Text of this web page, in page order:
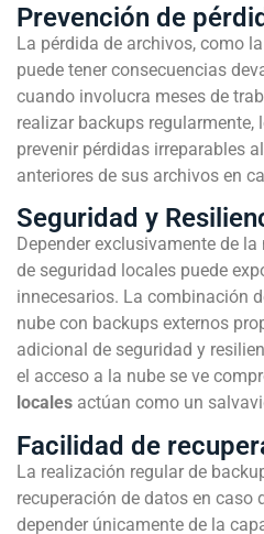
Prevención de
La pérdida de archivos, como
puede tener consecuencias
cuando involucra meses de
realizar backups regularmente,
prevenir pérdidas irreparables
anteriores de sus archivos en
Seguridad y
Depender exclusivamente de
de seguridad locales puede
innecesarios. La combinación
nube con backups externos
adicional de seguridad y
el acceso a la nube se ve
locales actúan como un
Facilidad de
La realización regular de
recuperación de datos en caso
depender únicamente de la